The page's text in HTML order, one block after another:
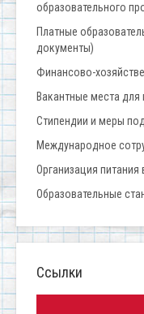
образовательного
Платные
документы)
Финансово-
Вакантные места
Стипендии и меры
Международное
Организация питания
Образовательные
Ссылки